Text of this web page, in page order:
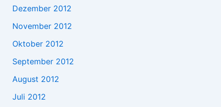
Dezember 2012
November 2012
Oktober 2012
September 2012
August 2012
Juli 2012